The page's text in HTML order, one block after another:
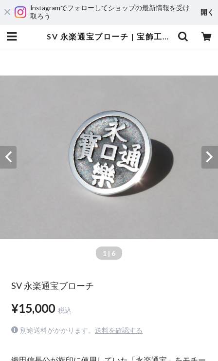
Instagramでフォローしてショップの最新情報を受け
取ろう
開く
SV 永楽通宝ブローチ | 宝飾工房 Ｋ’ｓ ＣＲＡＦＴ
1 | 6
SV 永楽通宝ブローチ
¥15,000 税込
別途送料がかかります。 送料を確認する